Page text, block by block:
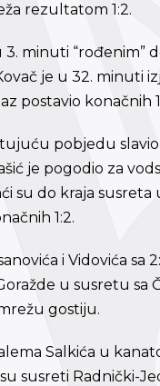
rezultatom 1:2.
3. minuti “rođenim”
je u 32. minuti
postavio konačnih
pobjedu
je pogodio za
su do kraja
1:2.
i Vidovića sa
u susretu sa
gostiju.
Salkića u
susreti Radnički-